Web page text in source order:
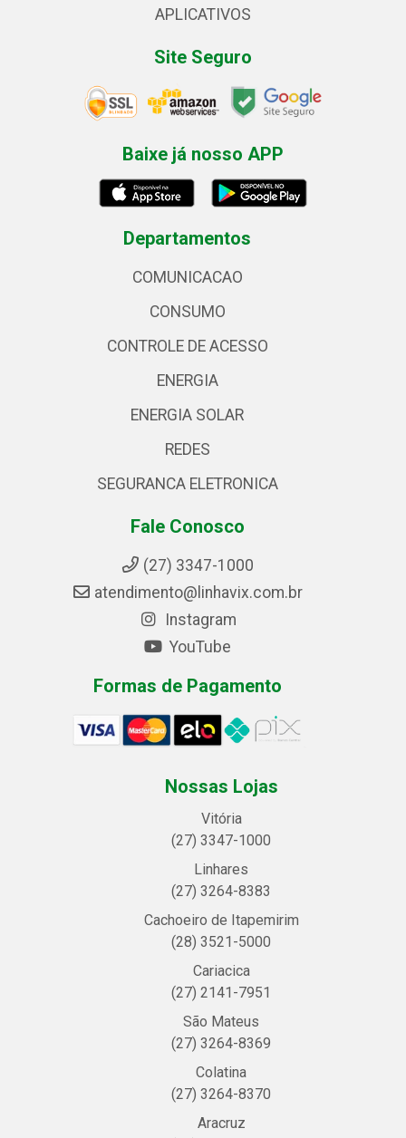
APLICATIVOS
Site Seguro
Baixe já nosso APP
Departamentos
COMUNICACAO
CONSUMO
CONTROLE DE ACESSO
ENERGIA
ENERGIA SOLAR
REDES
SEGURANCA ELETRONICA
Fale Conosco
(27) 3347-1000
atendimento@linhavix.com.br
Instagram
YouTube
Formas de Pagamento
Nossas Lojas
Vitória
(27) 3347-1000
Linhares
(27) 3264-8383
Cachoeiro de Itapemirim
(28) 3521-5000
Cariacica
(27) 2141-7951
São Mateus
(27) 3264-8369
Colatina
(27) 3264-8370
Aracruz